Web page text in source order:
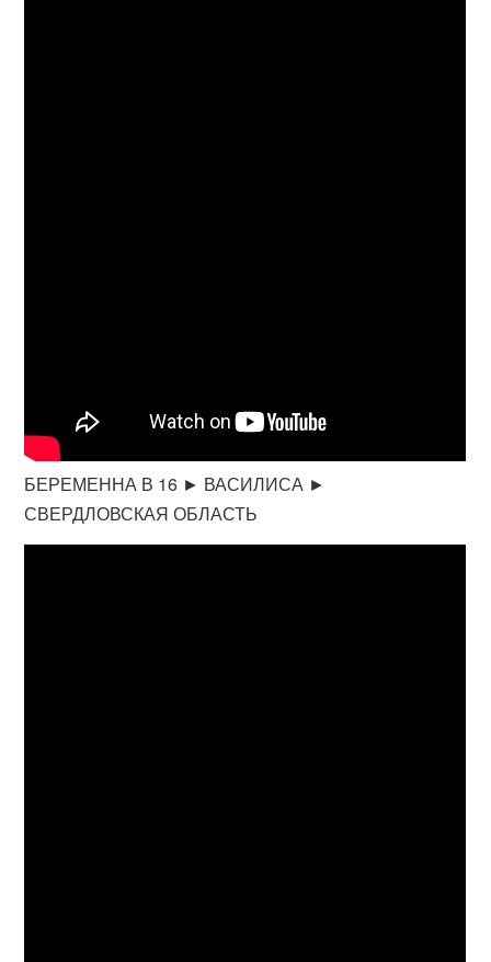
БЕРЕМЕННА В 16 ► ВАСИЛИСА ►
СВЕРДЛОВСКАЯ ОБЛАСТЬ